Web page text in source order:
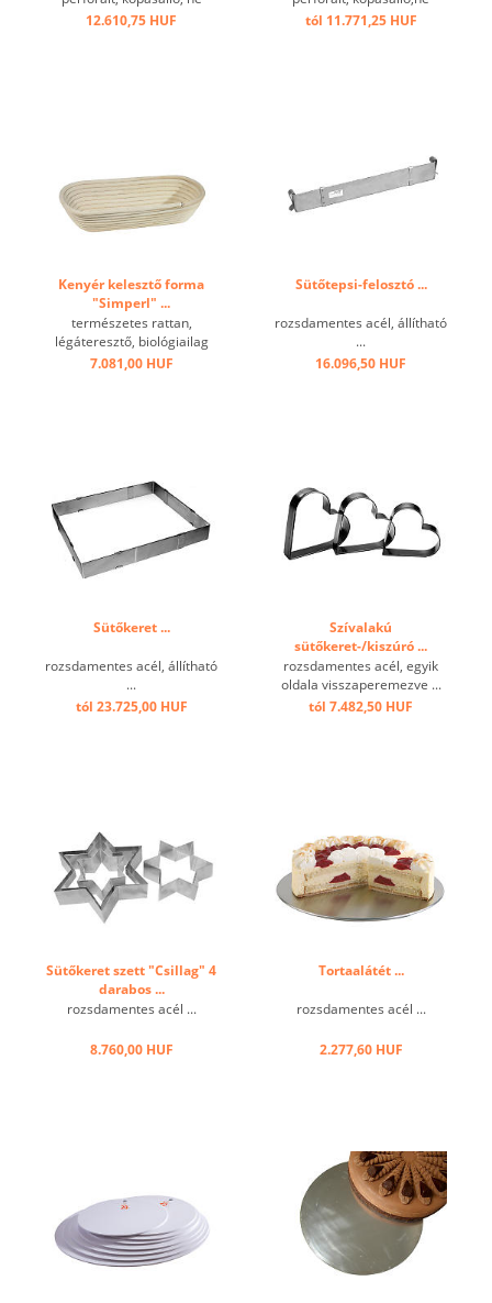
melegítse 70 ° C fölé,
12.610,75 HUF
melegítse 70 ° C fölé,
tól 11.771,25 HUF
Kenyér kelesztő forma
"Simperl" ...
természetes rattan,
légáteresztő, biológiailag
lebomló, élelmiszerekkel
7.081,00 HUF
Sütőtepsi-felosztó ...
rozsdamentes acél, állítható
...
16.096,50 HUF
Sütőkeret ...
rozsdamentes acél, állítható
...
tól 23.725,00 HUF
Szívalakú
sütőkeret-/kiszúró ...
rozsdamentes acél, egyik
oldala visszaperemezve ...
tól 7.482,50 HUF
Sütőkeret szett "Csillag" 4
darabos ...
rozsdamentes acél ...
8.760,00 HUF
Tortaalátét ...
rozsdamentes acél ...
2.277,60 HUF